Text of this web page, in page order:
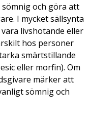
och göra att
I mycket sällsynta
livshotande eller
hos personer
smärtstillande
eller morfin). Om
märker att
sömnig och